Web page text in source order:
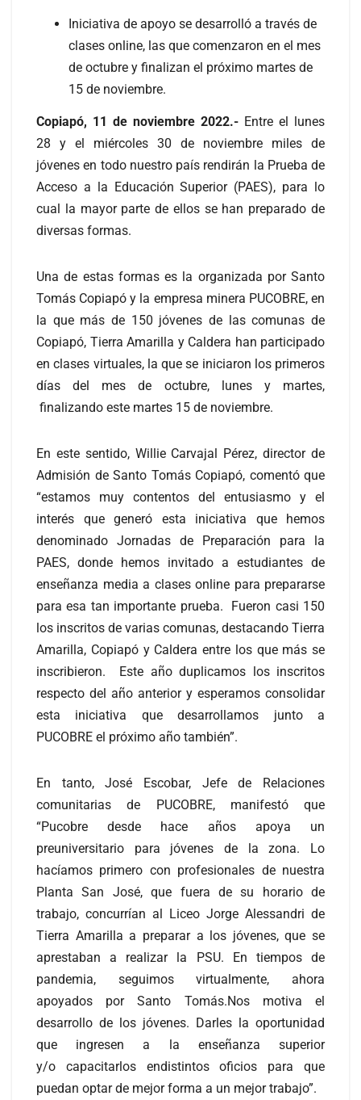
Iniciativa de apoyo se desarrolló a través de
clases online, las que comenzaron en el mes
de octubre y finalizan el próximo martes de
15 de noviembre.
Copiapó, 11 de noviembre 2022.- Entre el lunes
28 y el miércoles 30 de noviembre miles de
jóvenes en todo nuestro país rendirán la Prueba de
Acceso a la Educación Superior (PAES), para lo
cual la mayor parte de ellos se han preparado de
diversas formas.
Una de estas formas es la organizada por Santo
Tomás Copiapó y la empresa minera PUCOBRE, en
la que más de 150 jóvenes de las comunas de
Copiapó, Tierra Amarilla y Caldera han participado
en clases virtuales, la que se iniciaron los primeros
días del mes de octubre, lunes y martes,
finalizando este martes 15 de noviembre.
En este sentido, Willie Carvajal Pérez, director de
Admisión de Santo Tomás Copiapó, comentó que
“estamos muy contentos del entusiasmo y el
interés que generó esta iniciativa que hemos
denominado Jornadas de Preparación para la
PAES, donde hemos invitado a estudiantes de
enseñanza media a clases online para prepararse
para esa tan importante prueba. Fueron casi 150
los inscritos de varias comunas, destacando Tierra
Amarilla, Copiapó y Caldera entre los que más se
inscribieron. Este año duplicamos los inscritos
respecto del año anterior y esperamos consolidar
esta iniciativa que desarrollamos junto a
PUCOBRE el próximo año también”.
En tanto, José Escobar, Jefe de Relaciones
comunitarias de PUCOBRE, manifestó que
“Pucobre desde hace años apoya un
preuniversitario para jóvenes de la zona. Lo
hacíamos primero con profesionales de nuestra
Planta San José, que fuera de su horario de
trabajo, concurrían al Liceo Jorge Alessandri de
Tierra Amarilla a preparar a los jóvenes, que se
aprestaban a realizar la PSU. En tiempos de
pandemia, seguimos virtualmente, ahora
apoyados por Santo Tomás.Nos motiva el
desarrollo de los jóvenes. Darles la oportunidad
que ingresen a la enseñanza superior
y/o capacitarlos endistintos oficios para que
puedan optar de mejor forma a un mejor trabajo”.